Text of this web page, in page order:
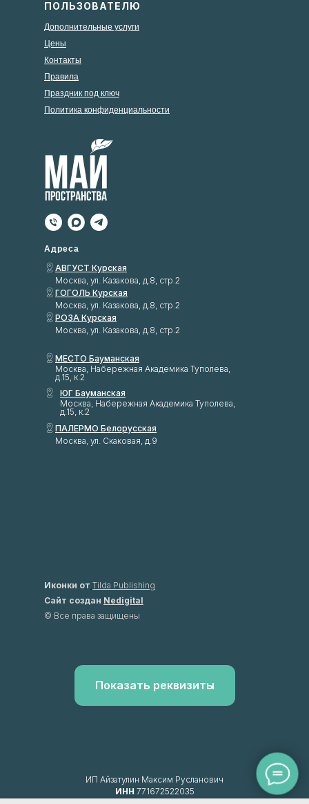
ПОЛЬЗОВАТЕЛЮ
Дополнительные услуги
Цены
Контакты
Правила
Праздник под ключ
Политика конфиденциальности
МЕСТО Бауманская
Москва, Набережная Академика Туполева,
д.15, к.2
ПАЛЕРМО Белорусская
Москва, ул. Скаковая, д.9
ЮГ Бауманская
Москва, Набережная Академика Туполева,
д.15, к.2
АВГУСТ Курская
Москва, ул. Казакова, д.8, стр.2
ГОГОЛЬ Курская
Москва, ул. Казакова, д.8, стр.2
РОЗА Курская
Москва, ул. Казакова, д.8, стр.2
Адреса
Иконки от Tilda Publishing
Сайт создан Nedigital
© Все права защищены
Показать реквизиты
ИП Айзатулин Максим Русланович
ИНН 771672522035